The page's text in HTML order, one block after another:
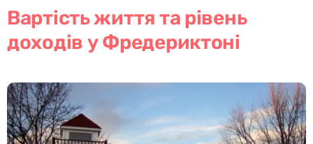
Вартість життя та рівень
доходів у Фредериктоні